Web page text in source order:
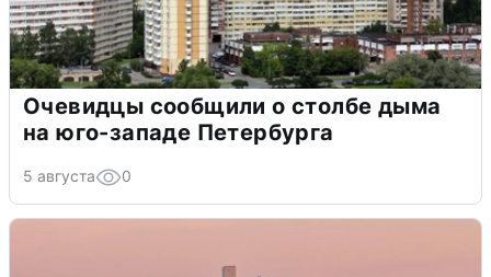
Очевидцы сообщили о столбе дыма
на юго-западе Петербурга
5 августа 0